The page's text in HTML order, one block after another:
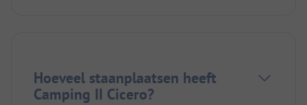
Hoeveel staanplaatsen heeft
Camping II Cicero?